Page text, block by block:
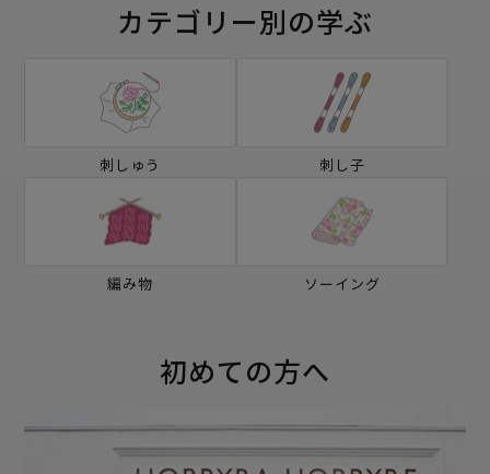
カテゴリー別の学ぶ
刺しゅう 刺し子
編み物 ソーイング
初めての方へ